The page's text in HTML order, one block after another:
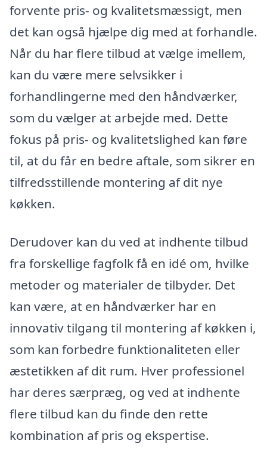
forvente pris- og kvalitetsmæssigt, men
det kan også hjælpe dig med at forhandle.
Når du har flere tilbud at vælge imellem,
kan du være mere selvsikker i
forhandlingerne med den håndværker,
som du vælger at arbejde med. Dette
fokus på pris- og kvalitetslighed kan føre
til, at du får en bedre aftale, som sikrer en
tilfredsstillende montering af dit nye
køkken.
Derudover kan du ved at indhente tilbud
fra forskellige fagfolk få en idé om, hvilke
metoder og materialer de tilbyder. Det
kan være, at en håndværker har en
innovativ tilgang til montering af køkken i,
som kan forbedre funktionaliteten eller
æstetikken af dit rum. Hver professionel
har deres særpræg, og ved at indhente
flere tilbud kan du finde den rette
kombination af pris og ekspertise.